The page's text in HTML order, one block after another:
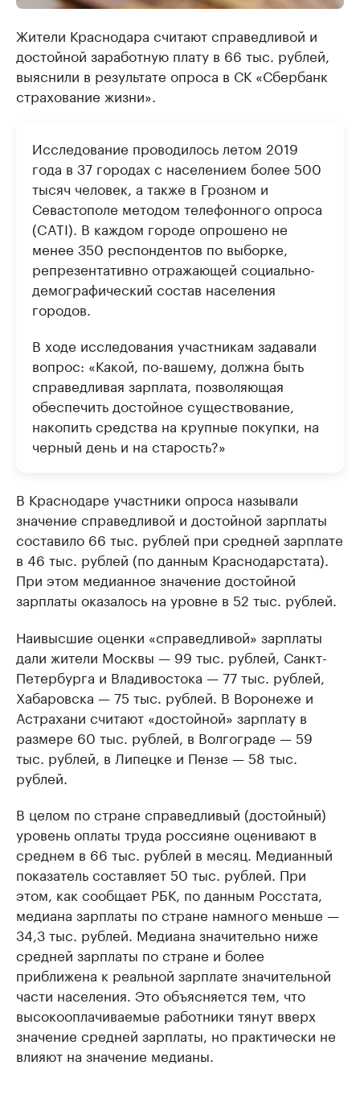
Жители Краснодара считают справедливой и
достойной заработную плату в 66 тыс. рублей,
выяснили в результате опроса в СК «Сбербанк
страхование жизни».
Исследование проводилось летом 2019
года в 37 городах с населением более 500
тысяч человек, а также в Грозном и
Севастополе методом телефонного опроса
(CATI). В каждом городе опрошено не
менее 350 респондентов по выборке,
репрезентативно отражающей социально-
демографический состав населения
городов.
В ходе исследования участникам задавали
вопрос: «Какой, по-вашему, должна быть
справедливая зарплата, позволяющая
обеспечить достойное существование,
накопить средства на крупные покупки, на
черный день и на старость?»
В Краснодаре участники опроса называли
значение справедливой и достойной зарплаты
составило 66 тыс. рублей при средней зарплате
в 46 тыс. рублей (по данным Краснодарстата).
При этом медианное значение достойной
зарплаты оказалось на уровне в 52 тыс. рублей.
Наивысшие оценки «справедливой» зарплаты
дали жители Москвы — 99 тыс. рублей, Санкт-
Петербурга и Владивостока — 77 тыс. рублей,
Хабаровска — 75 тыс. рублей. В Воронеже и
Астрахани считают «достойной» зарплату в
размере 60 тыс. рублей, в Волгограде — 59
тыс. рублей, в Липецке и Пензе — 58 тыс.
рублей.
В целом по стране справедливый (достойный)
уровень оплаты труда россияне оценивают в
среднем в 66 тыс. рублей в месяц. Медианный
показатель составляет 50 тыс. рублей. При
этом, как сообщает РБК, по данным Росстата,
медиана зарплаты по стране намного меньше —
34,3 тыс. рублей. Медиана значительно ниже
средней зарплаты по стране и более
приближена к реальной зарплате значительной
части населения. Это объясняется тем, что
высокооплачиваемые работники тянут вверх
значение средней зарплаты, но практически не
влияют на значение медианы.